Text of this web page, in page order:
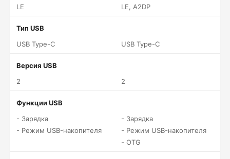
LE
LE, A2DP
Тип USB
USB Type-C
USB Type-C
Версия USB
2
2
Функции USB
- Зарядка
- Режим USB-накопителя
- Зарядка
- Режим USB-накопителя
- OTG